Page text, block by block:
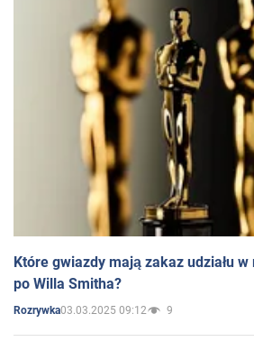
Które gwiazdy mają zakaz udziału
po Willa Smitha?
Rozrywka03.03.2025 09:12 9